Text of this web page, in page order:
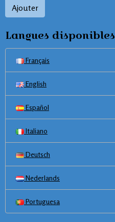
Ajouter
Langues disponibles
Français
English
Español
Italiano
Deutsch
Nederlands
Portuguesa